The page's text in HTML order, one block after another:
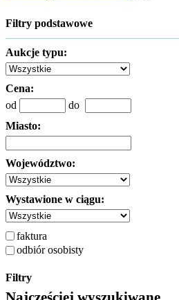
Filtry podstawowe
Aukcje typu:
Cena:
od
do
Miasto:
Województwo:
Wystawione w ciągu:
faktura
odbiór osobisty
Filtry